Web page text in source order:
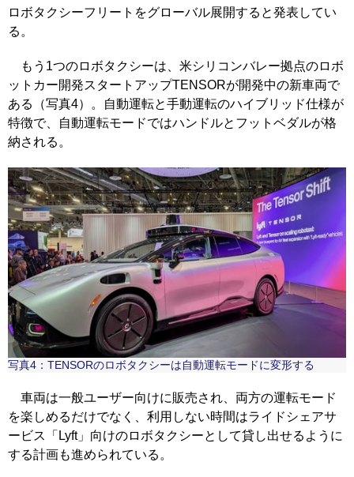
ロボタクシーフリートをグローバル展開すると発表してい
る。
もう1つのロボタクシーは、米シリコンバレー拠点のロボ
ットカー開発スタートアップTENSORが開発中の新車両で
ある（写真4）。自動運転と手動運転のハイブリッド仕様が
特徴で、自動運転モードではハンドルとフットベダルが格
納される。
写真4：TENSORのロボタクシーは自動運転モードに変形する
車両は一般ユーザー向けに販売され、両方の運転モード
を楽しめるだけでなく、利用しない時間はライドシェアサ
ービス「Lyft」向けのロボタクシーとして貸し出せるように
する計画も進められている。